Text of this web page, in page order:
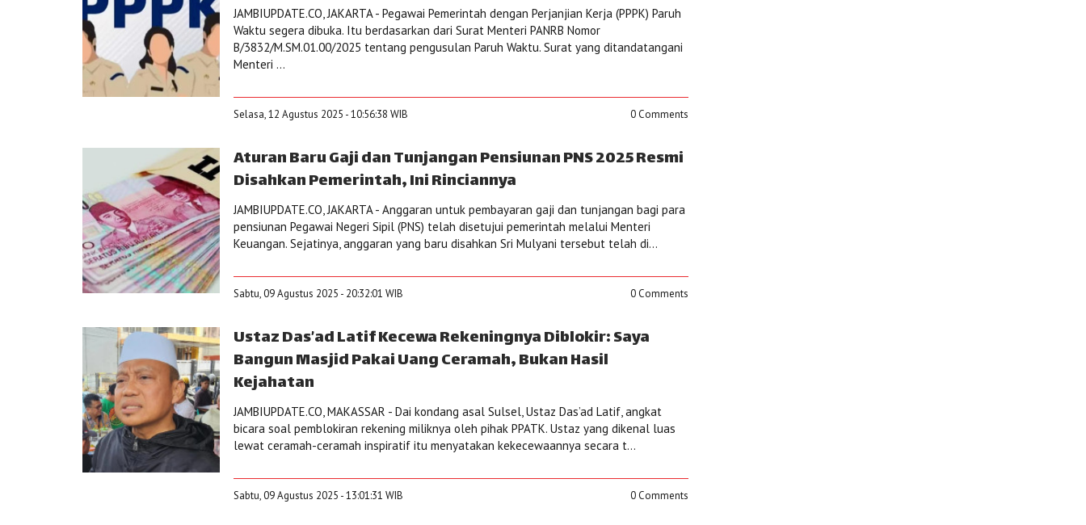
JAMBIUPDATE.CO, JAKARTA - Pegawai Pemerintah dengan Perjanjian Kerja (PPPK) Paruh
Waktu segera dibuka. Itu berdasarkan dari Surat Menteri PANRB Nomor
B/3832/M.SM.01.00/2025 tentang pengusulan Paruh Waktu. Surat yang ditandatangani
Menteri ...
Selasa, 12 Agustus 2025 - 10:56:38 WIB 0 Comments
Aturan Baru Gaji dan Tunjangan Pensiunan PNS 2025 Resmi
Disahkan Pemerintah, Ini Rinciannya
JAMBIUPDATE.CO, JAKARTA - Anggaran untuk pembayaran gaji dan tunjangan bagi para
pensiunan Pegawai Negeri Sipil (PNS) telah disetujui pemerintah melalui Menteri
Keuangan. Sejatinya, anggaran yang baru disahkan Sri Mulyani tersebut telah di...
Sabtu, 09 Agustus 2025 - 20:32:01 WIB 0 Comments
Ustaz Das’ad Latif Kecewa Rekeningnya Diblokir: Saya
Bangun Masjid Pakai Uang Ceramah, Bukan Hasil
Kejahatan
JAMBIUPDATE.CO, MAKASSAR - Dai kondang asal Sulsel, Ustaz Das’ad Latif, angkat
bicara soal pemblokiran rekening miliknya oleh pihak PPATK. Ustaz yang dikenal luas
lewat ceramah-ceramah inspiratif itu menyatakan kekecewaannya secara t...
Sabtu, 09 Agustus 2025 - 13:01:31 WIB 0 Comments